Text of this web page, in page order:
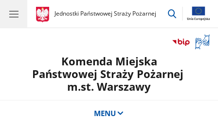
gov.pl
Jednostki Państwowej Straży Pożarnej
gov.pl
Jednostki
przejdź
okno
Komenda Miejska
Państwowej Straży Pożarnej
m.st. Warszawy
MENU